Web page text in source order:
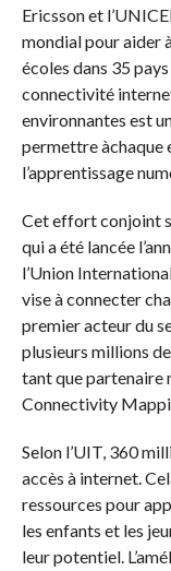
Ericsson et
mondial pour aider
écoles dans 35
connectivité
environnantes est
permettre àchaque
l’apprentissage
Cet effort conjoint
qui a été lancée
l’Union
vise à connecter
premier acteur du
plusieurs millions
tant que partenaire
Connectivity
Selon l’UIT, 360
accès à internet.
ressources pour
les enfants et les
leur potentiel.